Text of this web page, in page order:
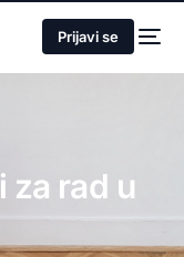
Prijavi se
za rad u